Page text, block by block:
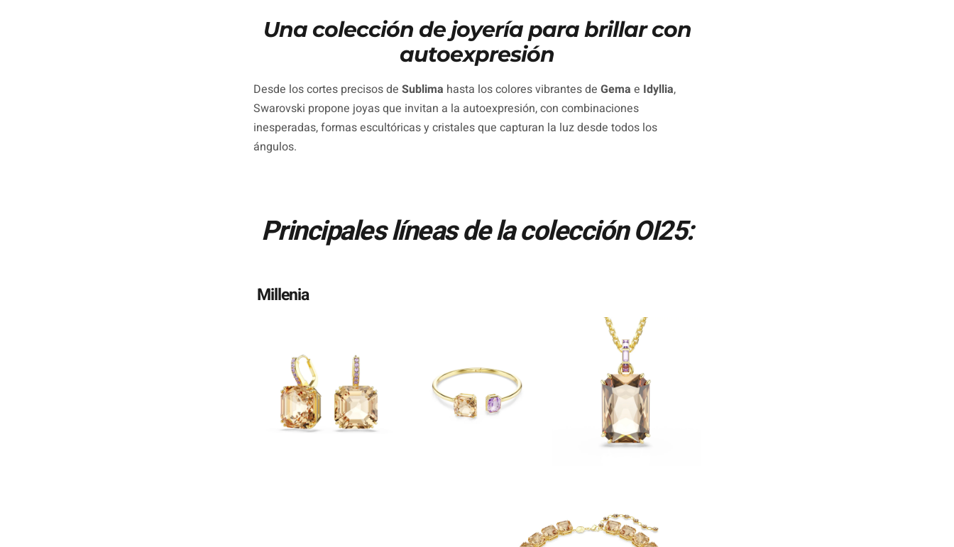
Una colección de joyería para brillar con
autoexpresión
Desde los cortes precisos de Sublima hasta los colores vibrantes de Gema e Idyllia,
Swarovski propone joyas que invitan a la autoexpresión, con combinaciones
inesperadas, formas escultóricas y cristales que capturan la luz desde todos los
ángulos.
Principales líneas de la colección OI25:
Millenia